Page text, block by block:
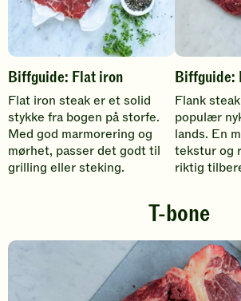
Biffguide: Flat iron
Flat iron steak er et solid
stykke fra bogen på storfe.
Med god marmorering og
mørhet, passer det godt til
grilling eller steking.
Biffguide:
Flank
populær
lands. En
tekstur og
riktig
T-bone